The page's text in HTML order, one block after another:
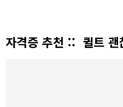
자격증 추천 :: 퀼트 괜